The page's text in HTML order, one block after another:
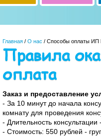
Главная / О нас / Способы оплаты ИП
Правила
оплата
Заказ и предоставление
- За 10 минут до начала
комнату для проведения
- Длительность консультации
- Стоимость: 550 рублей -